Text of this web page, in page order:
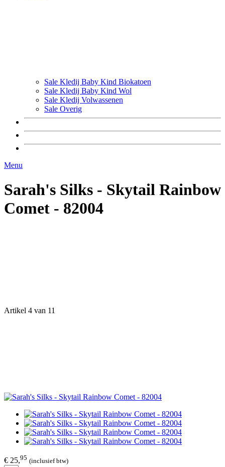
Sale Kledij Baby Kind Biokatoen
Sale Kledij Baby Kind Wol
Sale Kledij Volwassenen
Sale Overig
Menu
Sarah's Silks - Skytail Rainbow
Comet - 82004
Artikel 4 van 11
€ 25,95 (inclusief btw)